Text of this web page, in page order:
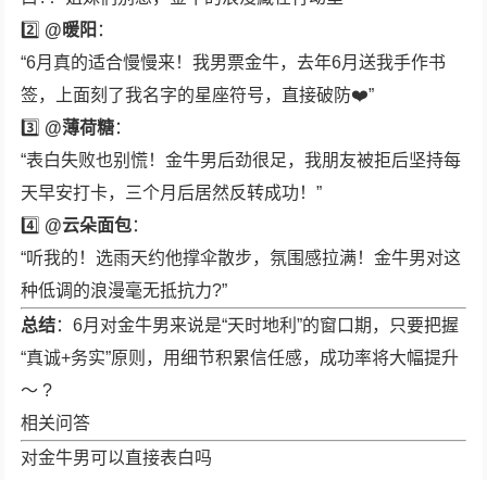
2️⃣ @暖阳 ：
“6月真的适合慢慢来！我男票金牛，去年6月送我手作书
签，上面刻了我名字的星座符号，直接破防❤️”
3️⃣ @薄荷糖：
“表白失败也别慌！金牛男后劲很足，我朋友被拒后坚持每
天早安打卡，三个月后居然反转成功！”
4️⃣ @云朵面包：
“听我的！选雨天约他撑伞散步，氛围感拉满！金牛男对这
种低调的浪漫毫无抵抗力?”
总结：6月对金牛男来说是“天时地利”的窗口期，只要把握
“真诚+务实”原则，用细节积累信任感，成功率将大幅提升
～ ?
相关问答
对金牛男可以直接表白吗